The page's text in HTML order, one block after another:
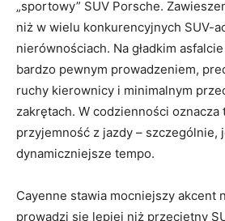
„sportowy” SUV Porsche.
niż w wielu konkurencyjnych SUV-
nierównościach. Na gładkim
bardzo pewnym prowadzeniem,
ruchy kierownicy i minimalnym
zakrętach. W codzienności oznacza
przyjemność z jazdy – szczególnie,
dynamiczniejsze tempo.
Cayenne stawia mocniejszy akcent
prowadzi się lepiej niż przeciętny